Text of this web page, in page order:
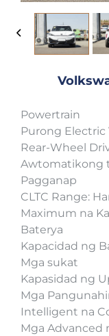
Powertrain
Purong Electric
Rear-Wheel
Awtomatikong
Pagganap
CLTC Range:
Maximum na
Baterya
Kapacidad ng
Mga sukat
Kapasidad ng
Mga
Intelligent na
Mga Advanced